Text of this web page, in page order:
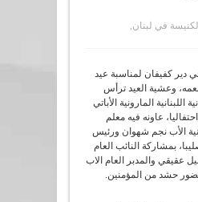
الكنيسة في لبنان,
دير كفيفان لمناسبة عيد
وعشية العيد ترأس
اللبنانية المارونية الأباتي
عاونه فيه معلم
الأب نجم شهوان ورئيس
بمشاركة النائب العام
عقيقي والمدبر العام الاب
حشد من المؤمنين.